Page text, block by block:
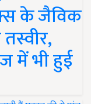
के जैविक
में भी हुई